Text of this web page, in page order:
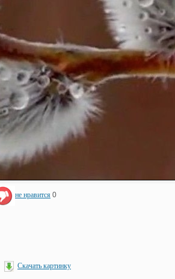
не нравится 0
Скачать картинку